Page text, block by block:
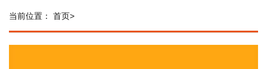
当前位置： 首页>